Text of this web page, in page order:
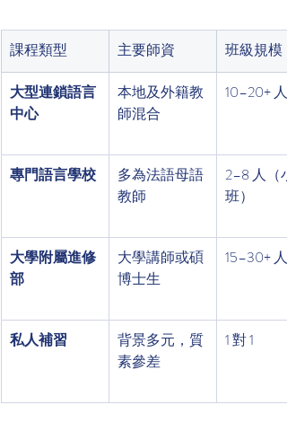
課程類型 主要師資 班級規模
大型連鎖語言
中心
本地及外籍教
師混合
10–20+ 人
專門語言學校
多為法語母語
教師
2–8 人（小
班）
大學附屬進修
部
大學講師或碩
博士生
15–30+ 人
私人補習
背景多元，質
素參差
1 對 1